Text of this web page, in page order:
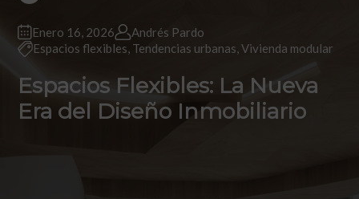
Enero 16, 2026
Andrés Pardo
Espacios flexibles, Tendencias urbanas,Vivienda modular
Espacios Flexibles: La Nueva
Era del Diseño Inmobiliario